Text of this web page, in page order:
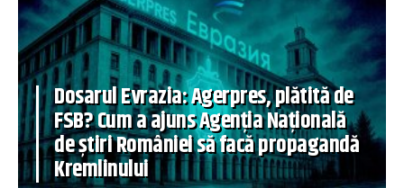
Dosarul Evrazia: Agerpres, plătită de
FSB? Cum a ajuns Agenția Națională
de știri României să facă propagandă
Kremlinului